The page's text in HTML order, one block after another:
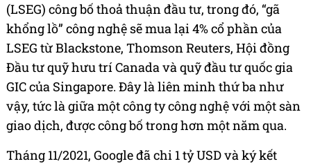
(LSEG) công bố thoả thuận đầu tư, trong đó, “gã
khổng lồ” công nghệ sẽmua lại 4% cổ phần của
LSEG từ Blackstone, Thomson Reuters, Hội đồng
Đầu tư quỹ hưu trí Canada và quỹ đầu tư quốc gia
GICcủa Singapore. Đây là liên minh thứ ba như
vậy, tức là giữa một công ty công nghệ với một sàn
giao dịch, được công bố trong hơn một năm qua.
Tháng 11/2021, Google đã chi 1tỷ USDvà ký kết